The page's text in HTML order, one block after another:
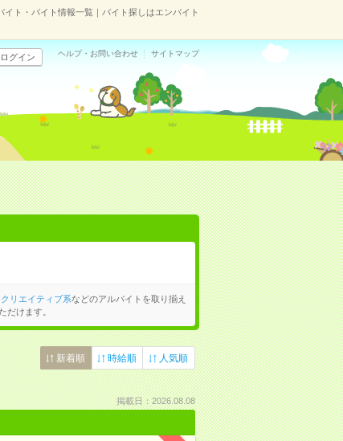
イト・バイト情報一覧｜バイト探しはエンバイト
ログイン ヘルプ・お問い合わせ サイトマップ
クリエイティブ系などのアルバイトを取り揃え
だけます。
新着順 時給順 人気順
掲載日：2026.08.08